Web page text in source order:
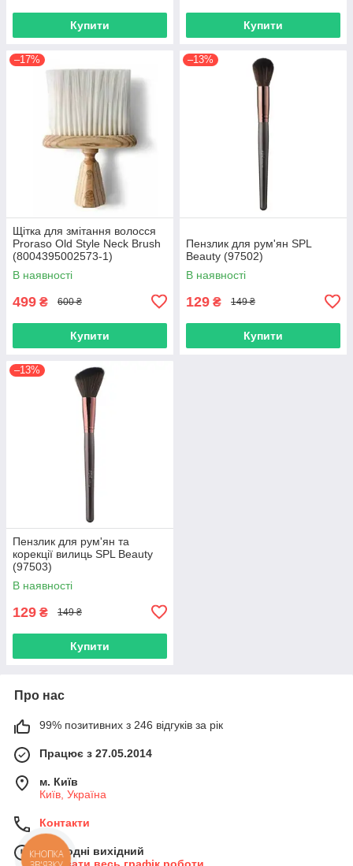
Купити Купити
–17%
Щітка для змітання волосся
Proraso Old Style Neck Brush
(8004395002573-1)
В наявності
499 ₴ 600 ₴
Купити
–13%
Пензлик для рум'ян SPL
Beauty (97502)
В наявності
129 ₴ 149 ₴
Купити
–13%
Пензлик для рум'ян та
корекції вилиць SPL Beauty
(97503)
В наявності
129 ₴ 149 ₴
Купити
Про нас
99% позитивних з 246 відгуків за рік
Працює з 27.05.2014
м. Київ
Київ, Україна
Контакти
Сьогодні вихідний
КНОПКА